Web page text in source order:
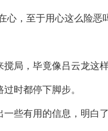
心，至于用心这么险恶
局，毕竟像吕云龙这
时都停下脚步。
些有用的信息，明白